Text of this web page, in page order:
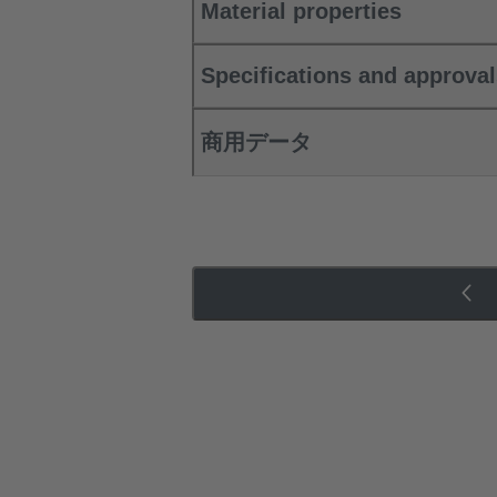
Material properties
Specifications and
商用データ